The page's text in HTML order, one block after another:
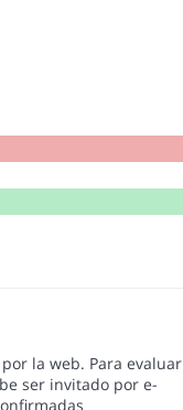
la web. Para evaluar
ser invitado por e-